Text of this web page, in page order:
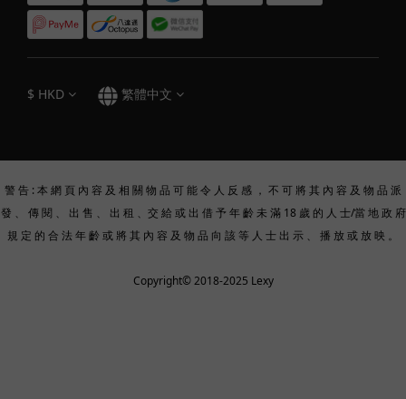
$ HKD 繁體中文
警 告 : 本 網 頁 內 容 及 相 關 物 品 可 能 令 人 反 感 ， 不 可 將 其 內 容 及 物 品 派
發 、 傳 閱 、 出 售 、 出 租 、交 給 或 出 借 予 年 齡 未 滿 18 歲 的 人 士/當 地 政 府
規 定 的 合 法 年 齡 或 將 其 內 容 及 物 品 向 該 等 人 士 出 示 、 播 放 或 放 映 。
Copyright© 2018-2025 Lexy